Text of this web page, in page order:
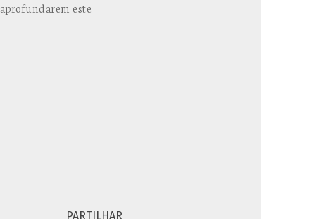
este
PARTILHAR